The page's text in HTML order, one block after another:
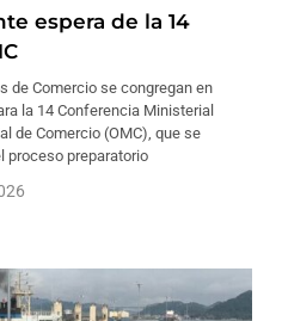
espera de la 14
de Comercio se congregan en
la 14 Conferencia Ministerial
de Comercio (OMC), que se
proceso preparatorio